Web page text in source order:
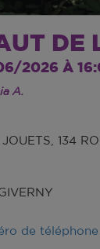
DE
2026 À
A.
134
de téléphone